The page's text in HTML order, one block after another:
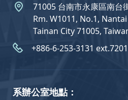
71005 台南市永康區南台
Rm. W1011, No.1,
Tainan City 71005,
+886-6-253-3131
系辦公室地點：